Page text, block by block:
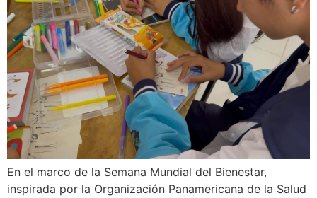
En el marco de la Semana Mundial del Bienestar,
inspirada por la Organización Panamericana de la Salud